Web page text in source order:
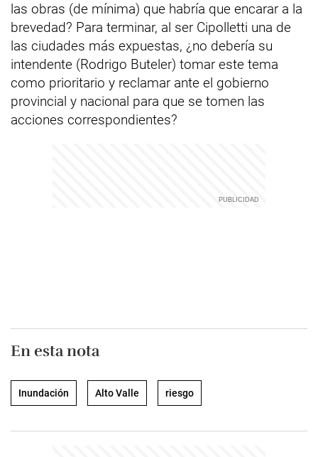
las obras (de mínima) que habría que encarar a la
brevedad? Para terminar, al ser Cipolletti una de
las ciudades más expuestas, ¿no debería su
intendente (Rodrigo Buteler) tomar este tema
como prioritario y reclamar ante el gobierno
provincial y nacional para que se tomen las
acciones correspondientes?
En esta nota
Inundación Alto Valle riesgo